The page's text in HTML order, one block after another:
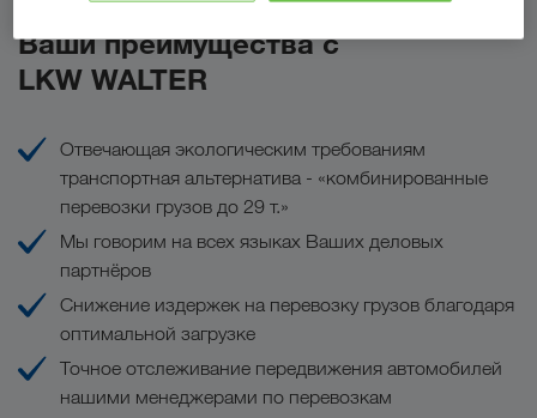
Ваши преимущества с
LKW WALTER
Отвечающая экологическим требованиям
транспортная альтернатива - «комбинированные
перевозки грузов до 29 т.»
Мы говорим на всех языках Ваших деловых
партнёров
Снижение издержек на перевозку грузов благодаря
оптимальной загрузке
Точное отслеживание передвижения автомобилей
нашими менеджерами по перевозкам